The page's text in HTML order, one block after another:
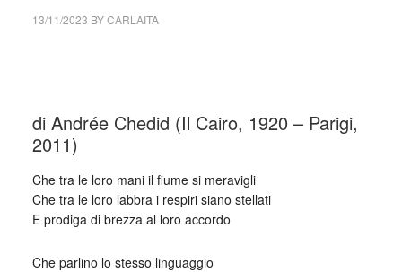
13/11/2023 BYCARLAITA
di Andrée Chedid (Il Cairo, 1920 – Parigi,
2011)
Che tra le loro mani il fiume si meravigli
Che tra le loro labbra i respiri siano stellati
E prodiga di brezza al loro accordo
Che parlino lo stesso linguaggio